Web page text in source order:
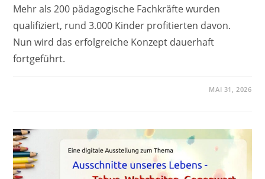
Mehr als 200 pädagogische Fachkräfte wurden
qualifiziert, rund 3.000 Kinder profitierten davon.
Nun wird das erfolgreiche Konzept dauerhaft
fortgeführt.
MAI 31, 2026